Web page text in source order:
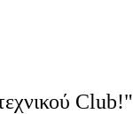
Club!"